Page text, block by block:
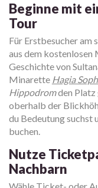
Beginne mit
Tour
Für Erstbesucher am
aus dem kostenlosen
Geschichte von
Minarette Hagia
Hippodromden Platz
oberhalb der
du Bedeutung suchst
buchen.
Nutze
Nachbarn